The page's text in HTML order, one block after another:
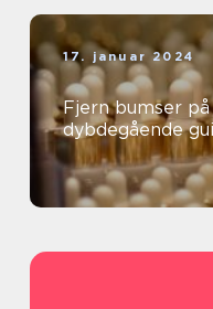
17. januar 2024
Fjern bumser
dybdegående